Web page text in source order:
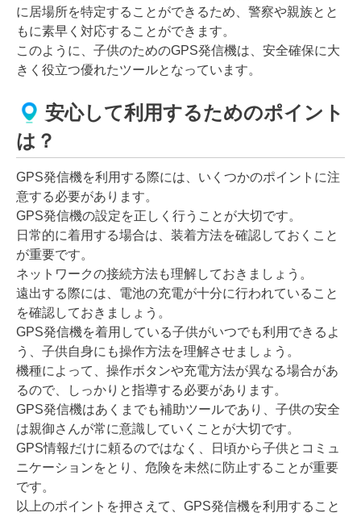
に居場所を特定することができるため、警察や親族とと
もに素早く対応することができます。
このように、子供のためのGPS発信機は、安全確保に大
きく役立つ優れたツールとなっています。
安心して利用するためのポイント
は？
GPS発信機を利用する際には、いくつかのポイントに注
意する必要があります。
GPS発信機の設定を正しく行うことが大切です。
日常的に着用する場合は、装着方法を確認しておくこと
が重要です。
ネットワークの接続方法も理解しておきましょう。
遠出する際には、電池の充電が十分に行われていること
を確認しておきましょう。
GPS発信機を着用している子供がいつでも利用できるよ
う、子供自身にも操作方法を理解させましょう。
機種によって、操作ボタンや充電方法が異なる場合があ
るので、しっかりと指導する必要があります。
GPS発信機はあくまでも補助ツールであり、子供の安全
は親御さんが常に意識していくことが大切です。
GPS情報だけに頼るのではなく、日頃から子供とコミュ
ニケーションをとり、危険を未然に防止することが重要
です。
以上のポイントを押さえて、GPS発信機を利用すること